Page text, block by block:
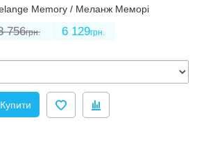
Memory / Меланж Меморі
756грн. 6 129грн.
Купити